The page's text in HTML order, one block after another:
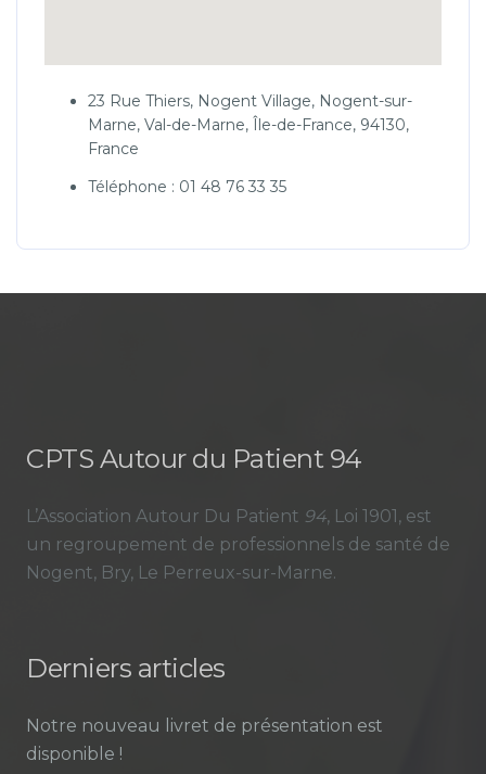
23 Rue Thiers, Nogent Village, Nogent-sur-
Marne, Val-de-Marne, Île-de-France, 94130,
France
Téléphone : 01 48 76 33 35
CPTS Autour du Patient 94
L’Association Autour Du Patient 94, Loi 1901, est
un regroupement de professionnels de santé de
Nogent, Bry, Le Perreux-sur-Marne.
Derniers articles
Notre nouveau livret de présentation est
disponible !